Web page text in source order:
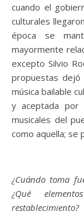
cuando el
culturales
época se
mayormente
excepto Silvio
propuestas dejó
música bailable
y aceptada por
musicales del
como aquella; se
¿Cuándo toma
¿Qué
restablecimiento?